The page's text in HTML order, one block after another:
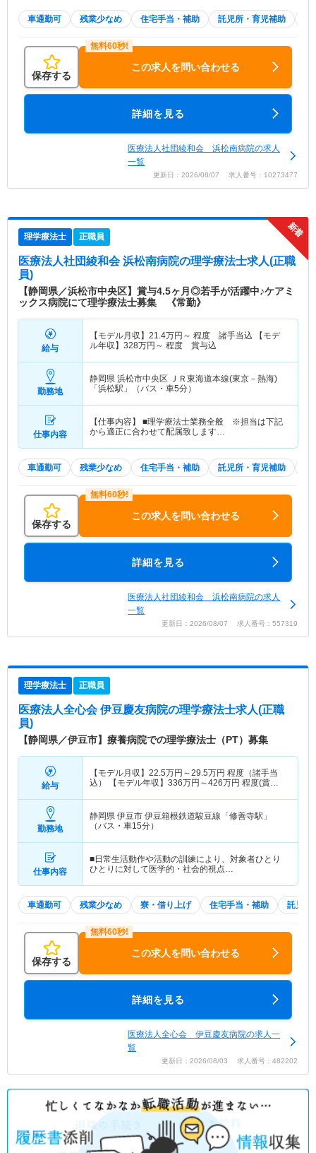
車通勤可 残業少なめ 住宅手当・補助 託児所・育児補助
保存する
この求人を問い合わせる
詳細を見る
医療法人社団綾和会 浜松南病院の求人
一覧
更新日：2026/08/07 求人番号：10273477
理学療法士 正職員
医療法人社団綾和会 浜松南病院の理学療法士求人(正職
員)
【静岡県／浜松市中央区】賞与4.5ヶ月◎若手が活躍中♪ケアミ
ックス病院にて理学療法士募集 《常勤》
給与
【モデル月収】 21.4万円～ 程度 諸手当込 【モデ
ル年収】 328万円～ 程度 賞与込
勤務地
静岡県 浜松市中央区 ＪＲ東海道本線(東京－熱海)
「浜松駅」（バス・車5分）
仕事内容
【仕事内容】 ■理学療法士業務全般 ※担当は下記
から適正に合わせて配属致します…
車通勤可 残業少なめ 住宅手当・補助 託児所・育児補助
保存する
この求人を問い合わせる
詳細を見る
医療法人社団綾和会 浜松南病院の求人
一覧
更新日：2026/08/07 求人番号：557319
理学療法士 正職員
医療法人全心会 伊豆慶友病院の理学療法士求人(正職
員)
【静岡県／伊豆市】療養病院での理学療法士（PT）募集
給与
【モデル月収】 22.5万円～29.5万円 程度（諸手当
込） 【モデル年収】 336万円～426万円 程度(賞与
勤務地
静岡県 伊豆市 伊豆箱根鉄道駿豆線「修善寺駅」
（バス・車15分）
仕事内容
■日常生活動作や活動の訓練により、対象者ひとり
ひとりに対して医学的・社会的視点…
車通勤可 残業少なめ 寮・借り上げ 住宅手当・補助 託児所
保存する
この求人を問い合わせる
詳細を見る
医療法人全心会 伊豆慶友病院の求人一
覧
更新日：2026/08/03 求人番号：482202